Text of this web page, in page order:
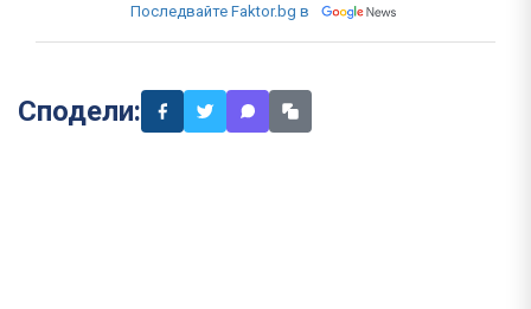
Последвайте Faktor.bg в
Сподели: